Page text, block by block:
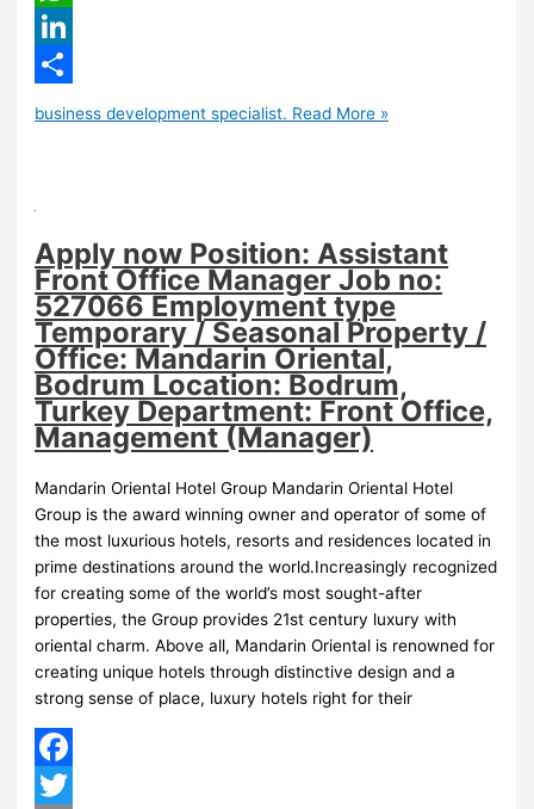
WhatsApp
LinkedIn
Share
business development specialist. Read More »
Apply now Position: Assistant
Front Office Manager Job no:
527066 Employment type
Temporary / Seasonal Property /
Office: Mandarin Oriental,
Bodrum Location: Bodrum,
Turkey Department: Front Office,
Management (Manager)
Mandarin Oriental Hotel Group Mandarin Oriental Hotel
Group is the award winning owner and operator of some of
the most luxurious hotels, resorts and residences located in
prime destinations around the world.Increasingly recognized
for creating some of the world’s most sought-after
properties, the Group provides 21st century luxury with
oriental charm. Above all, Mandarin Oriental is renowned for
creating unique hotels through distinctive design and a
strong sense of place, luxury hotels right for their
Facebook